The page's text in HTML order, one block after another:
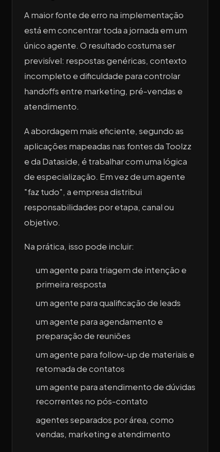
A maior fonte de erro na implementação
está em concentrar toda a jornada em um
único agente. O resultado costuma ser
previsível: respostas genéricas, contexto
incompleto e dificuldade para controlar
handoffs entre marketing, pré-vendas e
atendimento.
A abordagem mais eficiente, segundo as
aplicações mapeadas nas fontes da Toolzz
e da Dataside, é trabalhar com uma lógica
de especialização. Em vez de um agente
"faz tudo", a empresa distribui
responsabilidades por etapa, canal ou
objetivo.
Na prática, isso pode incluir:
um agente para triagem de intenção e
primeira resposta
um agente para qualificação de leads
um agente para agendamento e
preparação de reuniões
um agente para follow-up de materiais e
retomada de contatos
um agente para atendimento de dúvidas
recorrentes no pós-contato
agentes separados por área, como
vendas, marketing e atendimento